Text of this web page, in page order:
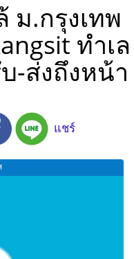
ม.กรุงเทพ
ทำเล
-ส่งถึงหน้า
แชร์